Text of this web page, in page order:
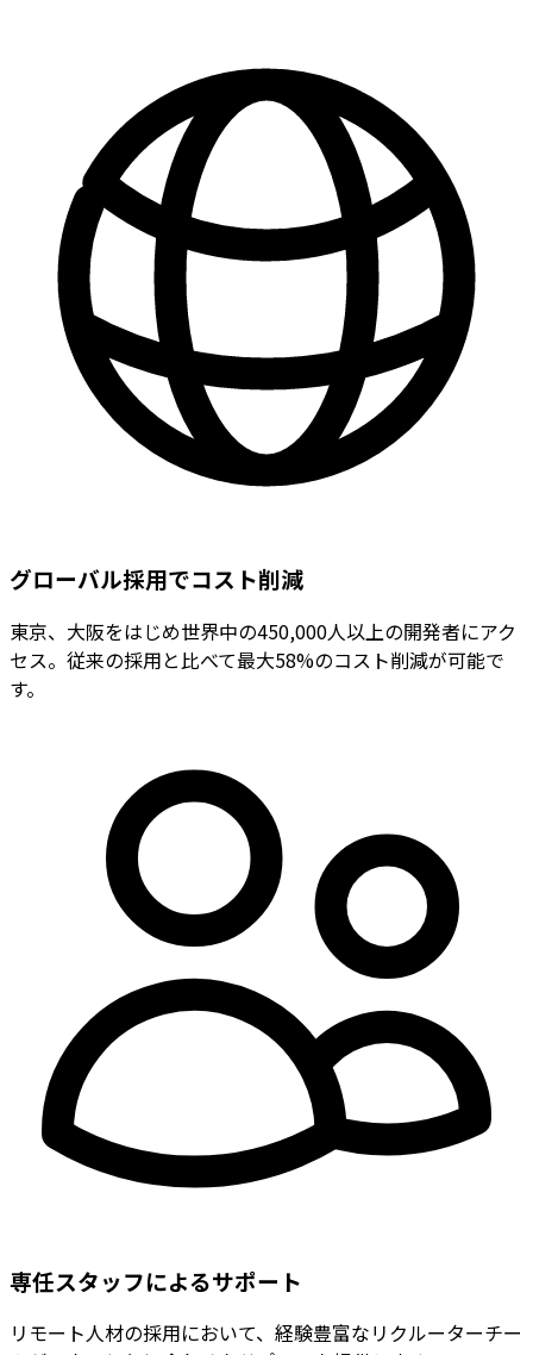
グローバル採用でコスト削減
東京、大阪をはじめ世界中の450,000人以上の開発者にアク
セス。従来の採用と比べて最大58%のコスト削減が可能で
す。
専任スタッフによるサポート
リモート人材の採用において、経験豊富なリクルーターチー